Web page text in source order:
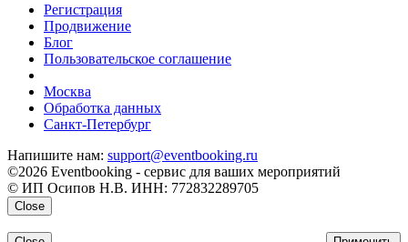
Регистрация
Продвижение
Блог
Пользовательское соглашение
Москва
Обработка данных
Санкт-Петербург
Напишите нам: support@eventbooking.ru
©2026 Eventbooking - сервис для ваших мероприятий
© ИП Осипов Н.В. ИНН: 772832289705
Close